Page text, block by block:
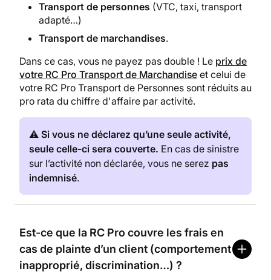
Transport de personnes (VTC, taxi, transport
adapté…)
Transport de marchandises.
Dans ce cas, vous ne payez pas double ! Le prix de
votre RC Pro Transport de Marchandise et celui de
votre RC Pro Transport de Personnes sont réduits au
pro rata du chiffre d'affaire par activité.
⚠️ Si vous ne déclarez qu’une seule activité,
seule celle-ci sera couverte. En cas de sinistre
sur l’activité non déclarée, vous ne serez pas
indemnisé.
Est-ce que la RC Pro couvre les frais en
cas de plainte d’un client (comportement
inapproprié, discrimination…) ?